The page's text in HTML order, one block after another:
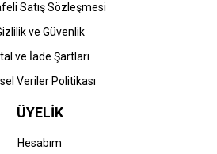
Satış Sözleşmesi
ve Güvenlik
ve İade Şartları
Veriler Politikası
ÜYELİK
Hesabım